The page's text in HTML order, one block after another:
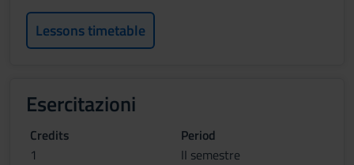
Lessons timetable
Esercitazioni
Credits
1
Period
II semestre